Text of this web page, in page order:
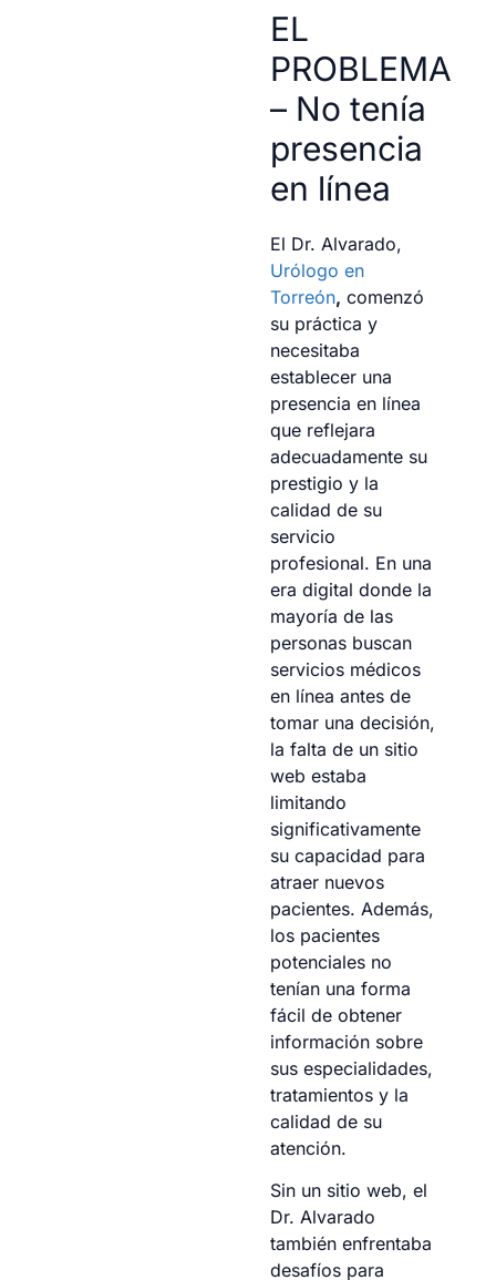
EL
PROBLEMA
– No tenía
presencia
en línea
El Dr. Alvarado,
Urólogo en
Torreón, comenzó
su práctica y
necesitaba
establecer una
presencia en línea
que reflejara
adecuadamente su
prestigio y la
calidad de su
servicio
profesional. En una
era digital donde la
mayoría de las
personas buscan
servicios médicos
en línea antes de
tomar una decisión,
la falta de un sitio
web estaba
limitando
significativamente
su capacidad para
atraer nuevos
pacientes. Además,
los pacientes
potenciales no
tenían una forma
fácil de obtener
información sobre
sus especialidades,
tratamientos y la
calidad de su
atención.
Sin un sitio web, el
Dr. Alvarado
también enfrentaba
desafíos para